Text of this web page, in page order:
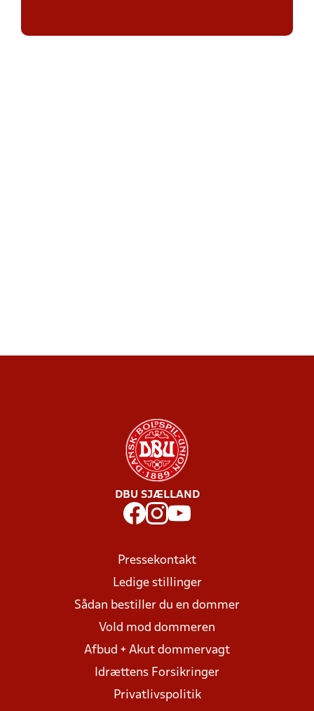
DBU SJÆLLAND
Pressekontakt
Ledige stillinger
Sådan bestiller du en dommer
Vold mod dommeren
Afbud + Akut dommervagt
Idrættens Forsikringer
Privatlivspolitik